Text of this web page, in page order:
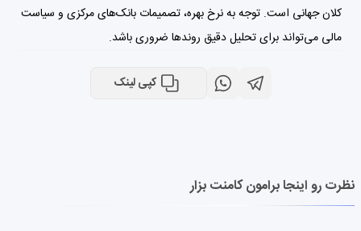
کلان جهانی است. توجه به نرخ بهره، تصمیمات بانک‌های مرکزی و سیاست
مالی می‌تواند برای تحلیل دقیق روندها ضروری باشد.
کپی لینک
نظرت رو اینجا برامون کامنت بزار